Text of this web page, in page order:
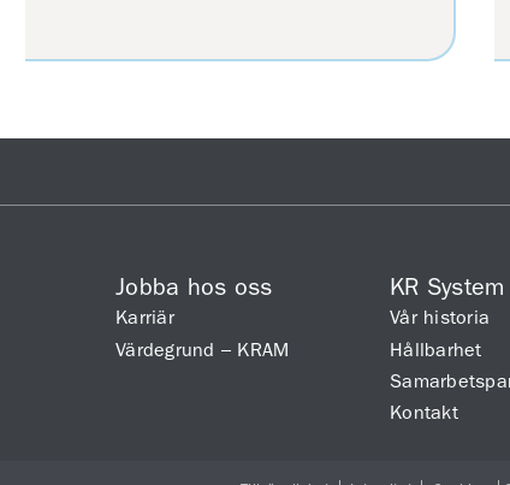
Jobba hos oss
Karriär
Värdegrund – KRAM
KR System
Vår historia
Hållbarhet
Kontakt